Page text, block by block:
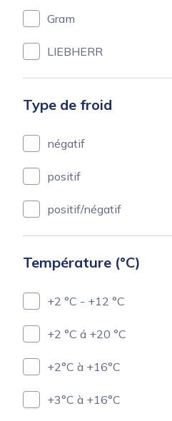
Gram
LIEBHERR
Type de froid
négatif
positif
positif/négatif
Température (°C)
+2 °C - +12 °C
+2 °C á +20 °C
+2°C à +16°C
+3°C à +16°C